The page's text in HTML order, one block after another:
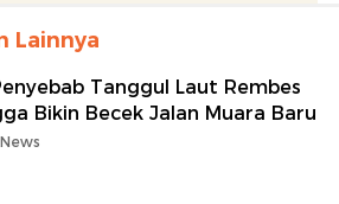
Lainnya
Tanggul Laut Rembes
Bikin Becek Jalan Muara Baru